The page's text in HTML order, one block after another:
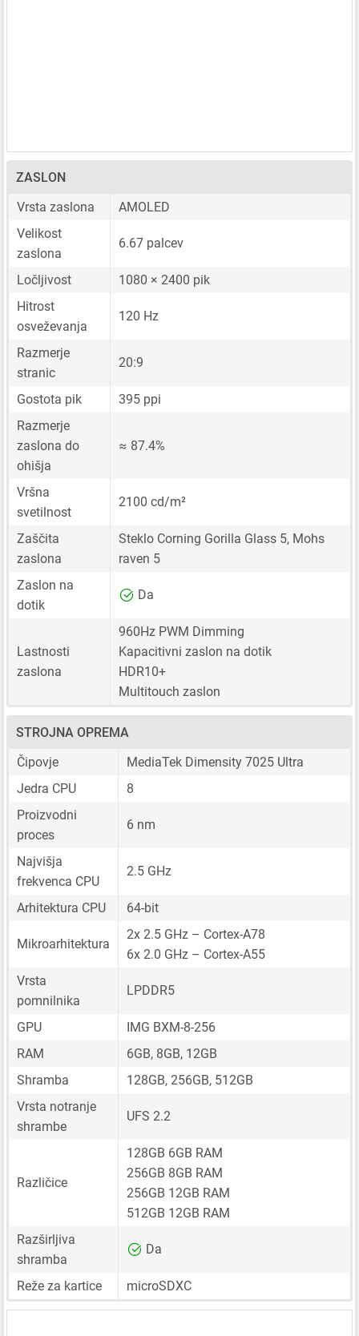
ZASLON
Vrsta zaslona
AMOLED
Velikost
zaslona
6.67 palcev
Ločljivost
1080 × 2400 pik
Hitrost
osveževanja
120 Hz
Razmerje
stranic
20:9
Gostota pik
395 ppi
Razmerje
zaslona do
ohišja
≈ 87.4%
Vršna
svetilnost
2100 cd/m²
Zaščita
zaslona
Steklo Corning Gorilla Glass 5, Mohs
raven 5
Zaslon na
dotik
Da
Lastnosti
zaslona
960Hz PWM Dimming
Kapacitivni zaslon na dotik
HDR10+
Multitouch zaslon
STROJNA OPREMA
Čipovje
MediaTek Dimensity 7025 Ultra
Jedra CPU
8
Proizvodni
proces
6 nm
Najvišja
frekvenca CPU
2.5 GHz
Arhitektura CPU 64-bit
Mikroarhitektura
2x 2.5 GHz – Cortex-A78
6x 2.0 GHz – Cortex-A55
Vrsta
pomnilnika
LPDDR5
GPU
IMG BXM-8-256
RAM
6GB, 8GB, 12GB
Shramba
128GB, 256GB, 512GB
Vrsta notranje
shrambe
UFS 2.2
Različice
128GB 6GB RAM
256GB 8GB RAM
256GB 12GB RAM
512GB 12GB RAM
Razširljiva
shramba
Da
Reže za kartice microSDXC